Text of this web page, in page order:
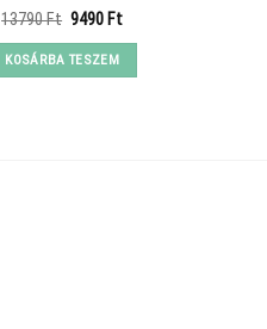
13790Ft Original
was:
13790 Ft.
9490 FtCurrent
KOSÁRBA TESZEM